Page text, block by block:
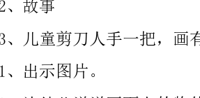
3、幼儿讨论：为什么小孩子不能玩大剪刀？